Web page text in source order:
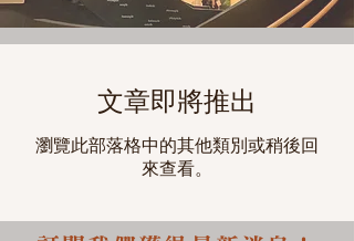
文章即將推出
瀏覽此部落格中的其他類別或稍後回
來查看。